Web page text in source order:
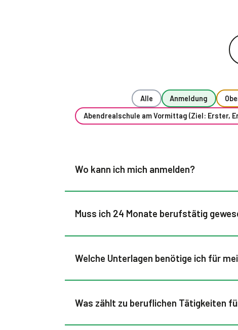
Alle Anmeldung
Abendrealschule am Vormittag (Ziel: Erster,
Wo kann ich mich anmelden?
Muss ich 24 Monate berufstätig
Welche Unterlagen benötige ich für
Was zählt zu beruflichen Tätigkeiten